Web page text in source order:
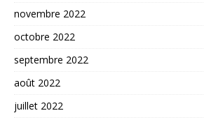
novembre 2022
octobre 2022
septembre 2022
août 2022
juillet 2022